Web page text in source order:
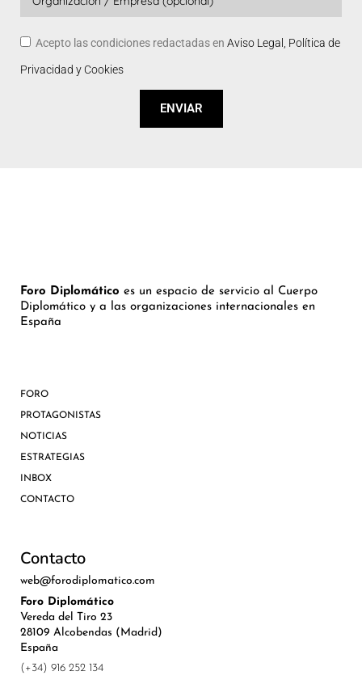
Acepto las condiciones redactadas en Aviso Legal, Política de
Privacidad y Cookies
ENVIAR
Foro Diplomático es un espacio de servicio al Cuerpo
Diplomático y a las organizaciones internacionales en
España
FORO
PROTAGONISTAS
NOTICIAS
ESTRATEGIAS
INBOX
CONTACTO
Contacto
web@forodiplomatico.com
Foro Diplomático
Vereda del Tiro 23
28109 Alcobendas (Madrid)
España
(+34) 916 252 134